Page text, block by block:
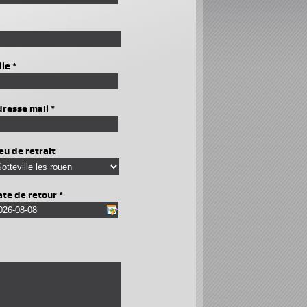
*
mail *
de retrait
de retour *